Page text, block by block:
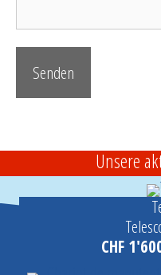
Unsere
CHF